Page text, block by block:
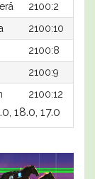
2100:2
2100:10
2100:8
2100:9
2100:12
18.0, 17.0